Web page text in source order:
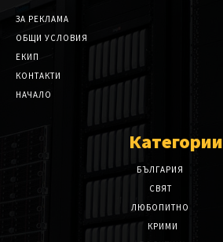
ЗА РЕКЛАМА
ОБЩИ УСЛОВИЯ
ЕКИП
КОНТАКТИ
НАЧАЛО
Категории
БЪЛГАРИЯ
СВЯТ
ЛЮБОПИТНО
КРИМИ